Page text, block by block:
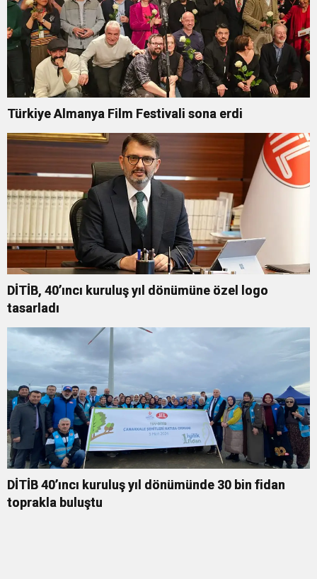
Türkiye Almanya Film Festivali sona erdi
DİTİB, 40’ıncı kuruluş yıl dönümüne özel logo
tasarladı
DİTİB 40’ıncı kuruluş yıl dönümünde 30 bin fidan
toprakla buluştu